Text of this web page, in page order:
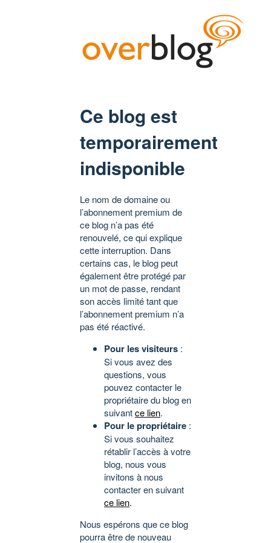
Ce blog est
temporairement
indisponible
Le nom de domaine ou
l’abonnement premium de
ce blog n’a pas été
renouvelé, ce qui explique
cette interruption. Dans
certains cas, le blog peut
également être protégé par
un mot de passe, rendant
son accès limité tant que
l’abonnement premium n’a
pas été réactivé.
Pour les visiteurs :
Si vous avez des
questions, vous
pouvez contacter le
propriétaire du blog en
suivantce lien.
Pour le propriétaire :
Si vous souhaitez
rétablir l’accès à votre
blog, nous vous
invitons à nous
contacter en suivant
ce lien.
Nous espérons que ce blog
pourra être de nouveau